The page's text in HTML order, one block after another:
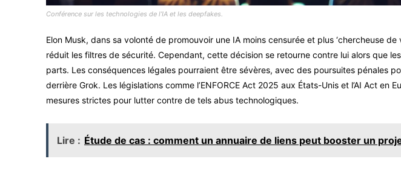
Conférence sur les technologies de l’IA et les deepfakes.
Elon Musk, dans sa volonté de promouvoir une IA moins censurée et plus ‘chercheuse de
réduit les filtres de sécurité. Cependant, cette décision se retourne contre lui alors que
parts. Les conséquences légales pourraient être sévères, avec des poursuites pénales
derrière Grok. Les législations comme l’ENFORCE Act 2025 aux États-Unis et l’AI Act en
mesures strictes pour lutter contre de tels abus technologiques.
Lire : Étude de cas : comment un annuaire de liens peut booster un